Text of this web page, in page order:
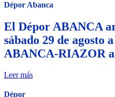
Dépor Abanca
El Dépor ABANCA
sábado 29 de agosto
ABANCA-RIAZOR
Leer más
Dépor